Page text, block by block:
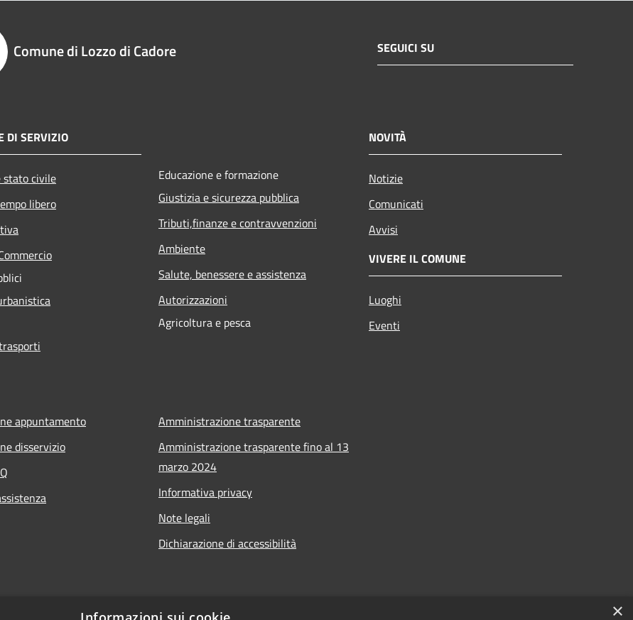
Comune di Lozzo di Cadore SEGUICI SU
DI SERVIZIO
stato civile
libero
Educazione e formazione
Giustizia e sicurezza pubblica
Tributi,finanze e contravvenzioni
Ambiente
Salute, benessere e assistenza
Autorizzazioni
Agricoltura e pesca
NOVITÀ
Notizie
Comunicati
Avvisi
VIVERE IL COMUNE
Luoghi
Eventi
appuntamento
disservizio
Amministrazione trasparente
Amministrazione trasparente fino al 13
marzo 2024
Informativa privacy
Note legali
Dichiarazione di accessibilità
×